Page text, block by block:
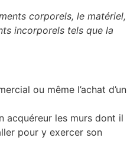
corporels, le matériel,
incorporels tels que la
ou même l’achat d’un
acquéreur les murs dont il
pour y exercer son